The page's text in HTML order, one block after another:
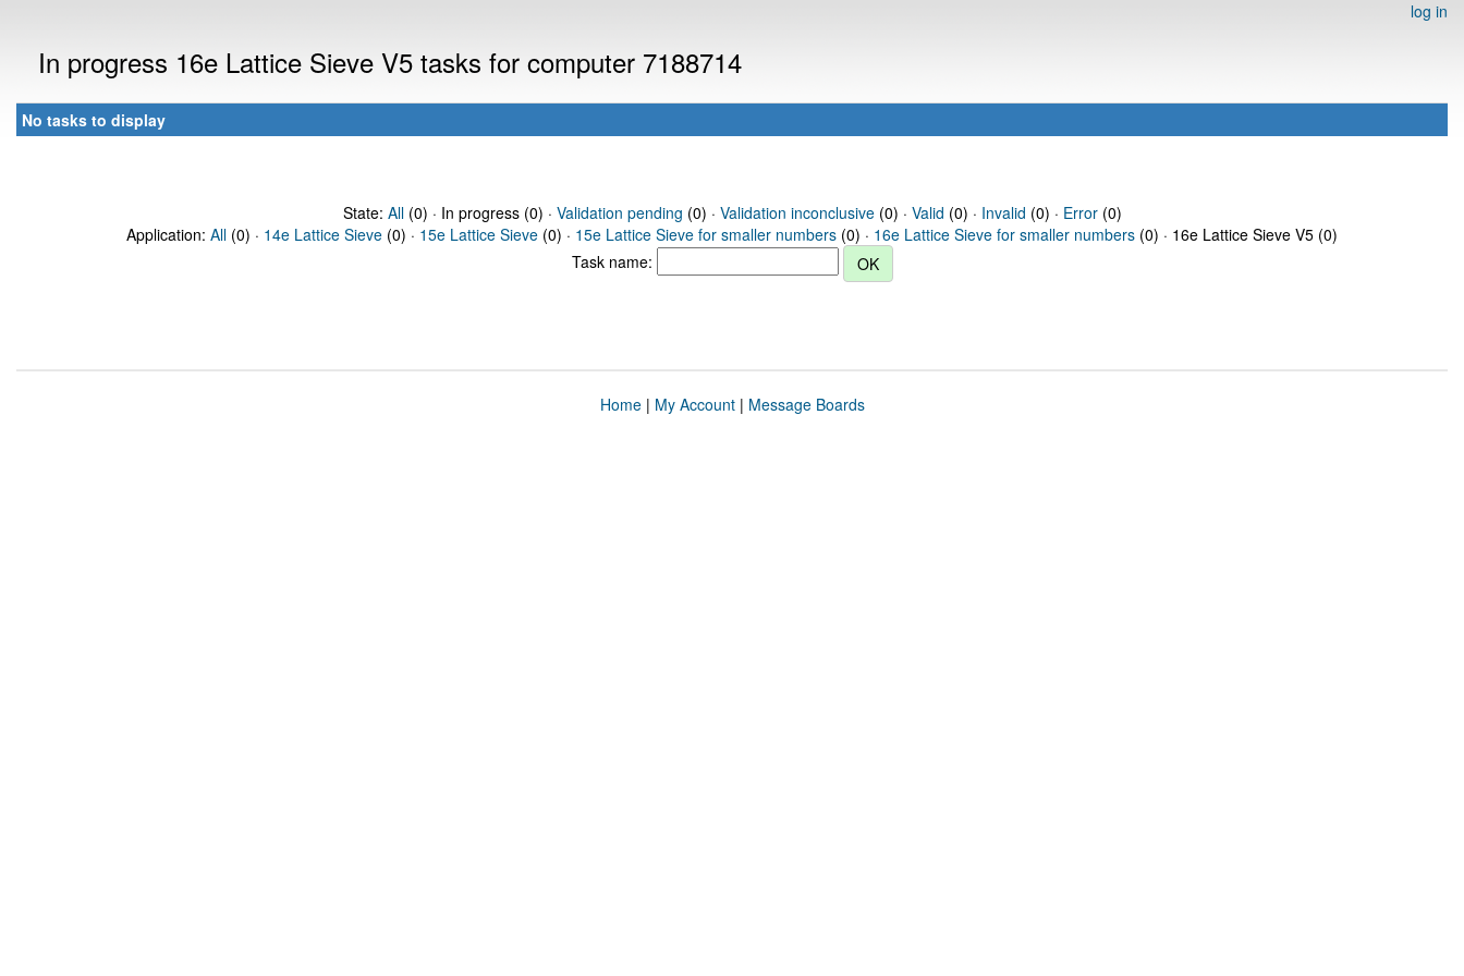
log in
In progress 16e Lattice Sieve V5 tasks for computer 7188714
No tasks to display
State: All(0) · In progress (0) · Validation pending (0) · Validation inconclusive(0) · Valid (0) · Invalid (0) · Error(0)
Application: All (0) · 14e Lattice Sieve (0) · 15e Lattice Sieve (0) · 15e Lattice Sieve for smaller numbers (0) · 16e Lattice Sieve for smaller numbers (0) · 16e Lattice Sieve V5 (0)
Task name:
Home| My Account| Message Boards